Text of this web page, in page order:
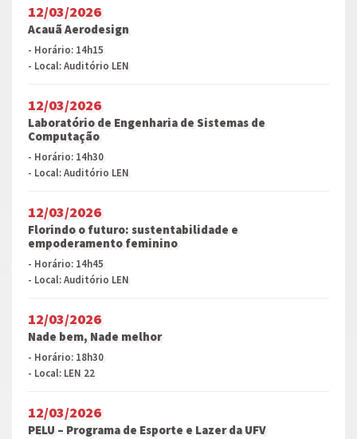
12/03/2026
Acauã Aerodesign
- Horário: 14h15
- Local: Auditório LEN
12/03/2026
Laboratório de Engenharia de Sistemas de
Computação
- Horário: 14h30
- Local: Auditório LEN
12/03/2026
Florindo o futuro: sustentabilidade e
empoderamento feminino
- Horário: 14h45
- Local: Auditório LEN
12/03/2026
Nade bem, Nade melhor
- Horário: 18h30
- Local: LEN 22
12/03/2026
PELU – Programa de Esporte e Lazer da UFV